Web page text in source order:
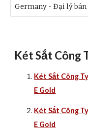
Germany - Đại lý
Két Sắt Công
Két Sắt Công
E Gold
Két Sắt Công
E Gold